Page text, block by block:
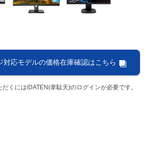
対応モデルの価格在庫確認はこちら
くにはiDATEN(韋駄天)のログインが必要です。